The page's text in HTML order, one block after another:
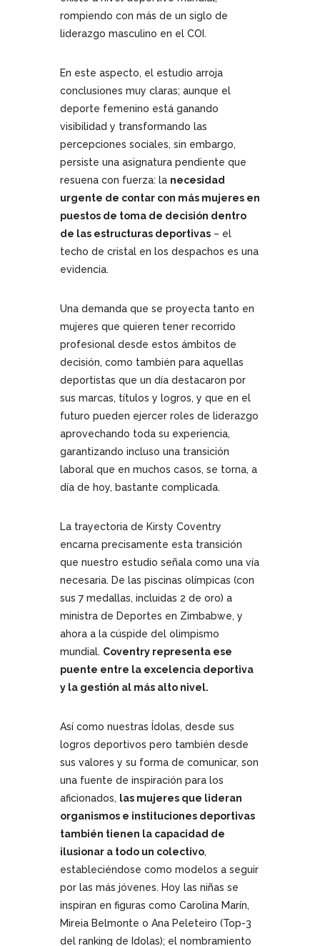
rompiendo con más de un siglo de
liderazgo masculino en el COI.
En este aspecto, el estudio arroja
conclusiones muy claras; aunque el
deporte femenino está ganando
visibilidad y transformando las
percepciones sociales, sin embargo,
persiste una asignatura pendiente que
resuena con fuerza: la necesidad
urgente de contar con más mujeres en
puestos de toma de decisión dentro
de las estructuras deportivas – el
techo de cristal en los despachos es una
evidencia.
Una demanda que se proyecta tanto en
mujeres que quieren tener recorrido
profesional desde estos ámbitos de
decisión, como también para aquellas
deportistas que un día destacaron por
sus marcas, títulos y logros, y que en el
futuro pueden ejercer roles de liderazgo
aprovechando toda su experiencia,
garantizando incluso una transición
laboral que en muchos casos, se torna, a
día de hoy, bastante complicada.
La trayectoria de Kirsty Coventry
encarna precisamente esta transición
que nuestro estudio señala como una vía
necesaria. De las piscinas olímpicas (con
sus 7 medallas, incluidas 2 de oro) a
ministra de Deportes en Zimbabwe, y
ahora a la cúspide del olimpismo
mundial. Coventry representa ese
puente entre la excelencia deportiva
y la gestión al más alto nivel.
Así como nuestras Ídolas, desde sus
logros deportivos pero también desde
sus valores y su forma de comunicar, son
una fuente de inspiración para los
aficionados, las mujeres que lideran
organismos e instituciones deportivas
también tienen la capacidad de
ilusionar a todo un colectivo,
estableciéndose como modelos a seguir
por las más jóvenes. Hoy las niñas se
inspiran en figuras como Carolina Marín,
Mireia Belmonte o Ana Peleteiro (Top-3
del ranking de Idolas); el nombramiento